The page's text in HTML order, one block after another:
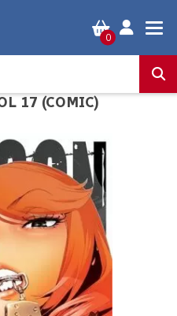
0
17 (COMIC)